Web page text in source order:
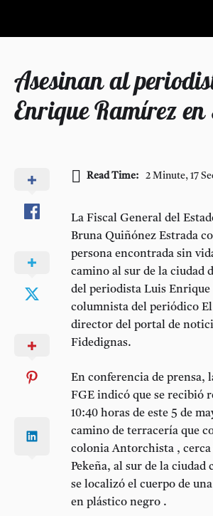
Asesinan al
Enrique Ramírez
Read Time: 2 Minute, 17
La Fiscal General del
Bruna Quiñónez Estrada
persona encontrada sin
camino al sur de la ciudad
del periodista Luis Enrique
columnista del periódico El
director del portal de
Fidedignas.
En conferencia de prensa,
FGE indicó que se recibió
10:40 horas de este 5 de
camino de terracería que
colonia Antorchista , cerca
Pekeña, al sur de la ciudad
se localizó el cuerpo de
en plástico negro .